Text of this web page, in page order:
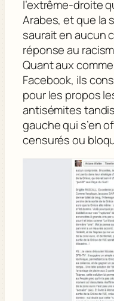
l’extrême-droite
Arabes, et que la
saurait en aucun
réponse au
Quant aux
Facebook, ils
pour les propos
antisémites
gauche qui s’en
censurés ou